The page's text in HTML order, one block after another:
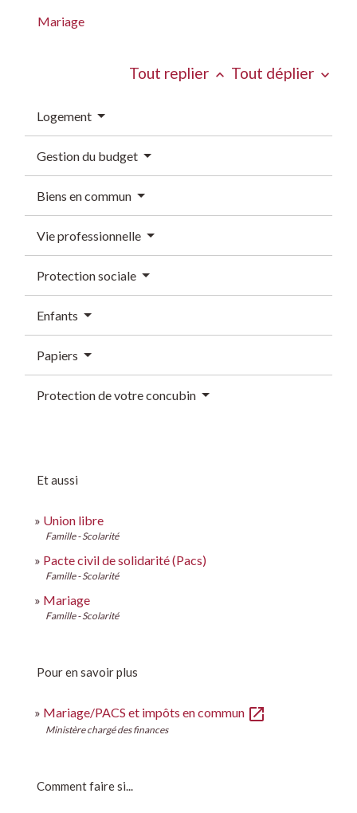
Mariage
Tout replier keyboard_arrow_up Tout déplier keyboard_arrow_down
Logement
Gestion du budget
Biens en commun
Vie professionnelle
Protection sociale
Enfants
Papiers
Protection de votre concubin
Et aussi
Union libre
Famille - Scolarité
Pacte civil de solidarité (Pacs)
Famille - Scolarité
Mariage
Famille - Scolarité
Pour en savoir plus
Mariage/PACS et impôts en commun open_in_new
Ministère chargé des finances
Comment faire si...